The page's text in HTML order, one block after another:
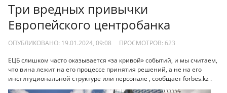
Три вредных привычки
Европейского центробанка
ОПУБЛИКОВАНО: 19.01.2024, 09:08 ПРОСМОТРОВ: 623
ЕЦБ слишком часто оказывается «за кривой» событий, и мы считаем,
что вина лежит на его процессе принятия решений, а не на его
институциональной структуре или персонале , сообщает forbes.kz .